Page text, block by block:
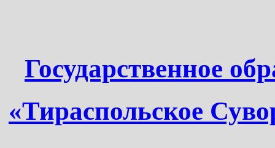
Государственное
«Тираспольское